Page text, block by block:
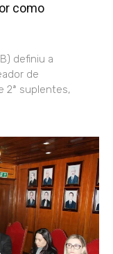
como
definiu a
de
2ª suplentes,